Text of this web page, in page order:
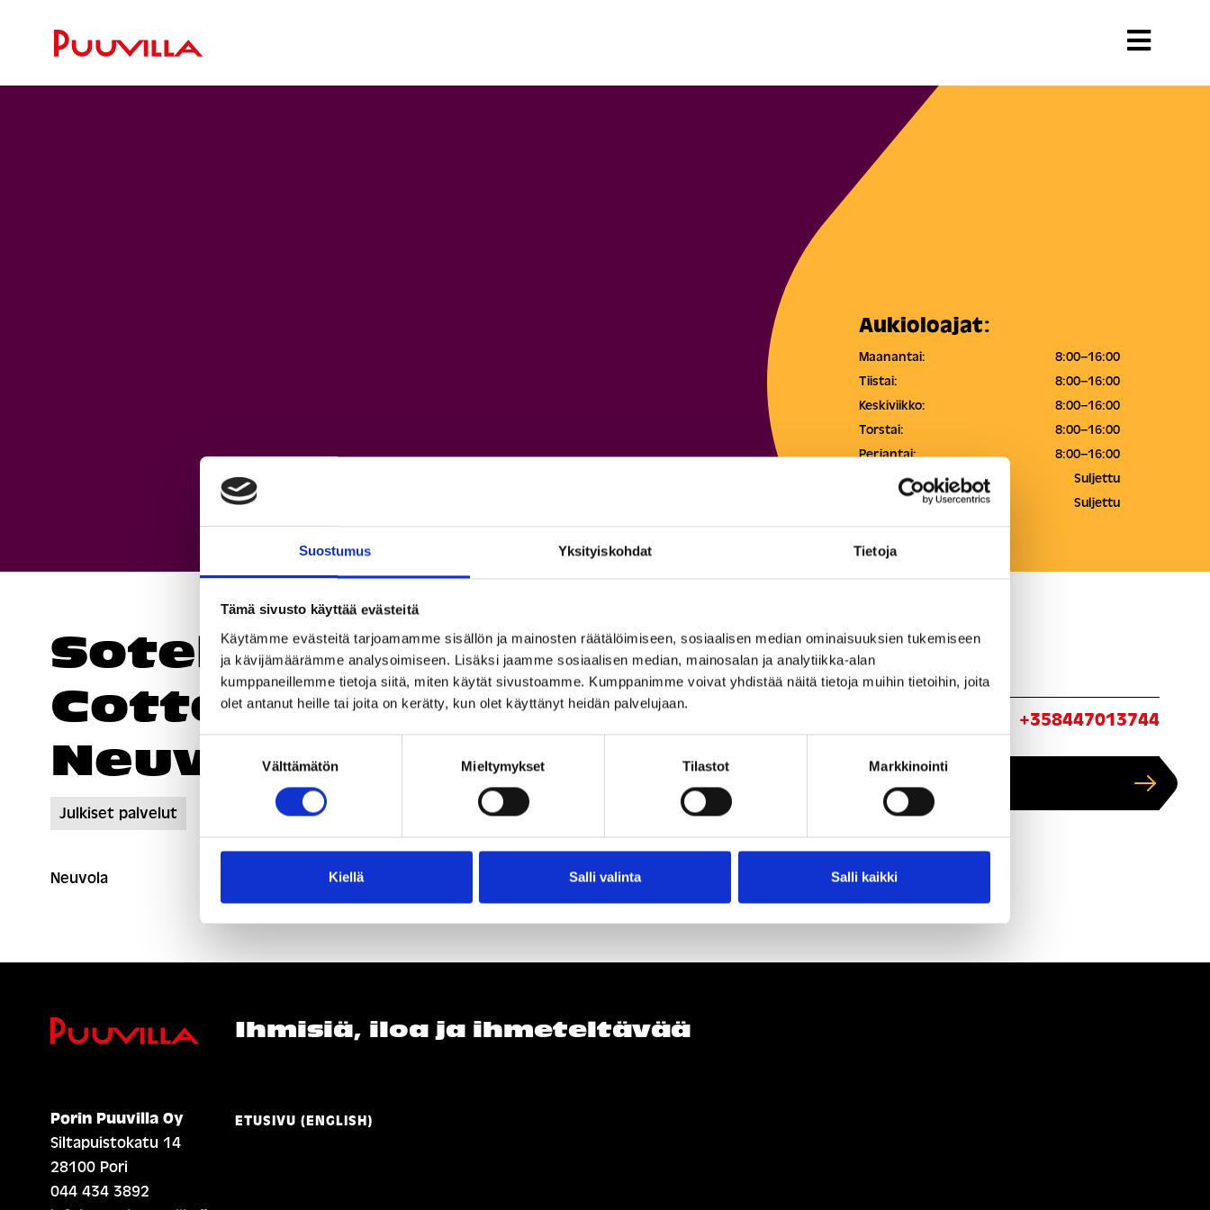
Suostumus Yksityiskohdat Tietoja
Tämä sivusto käyttää evästeitä
Käytämme evästeitä tarjoamamme sisällön ja mainosten räätälöimiseen, sosiaalisen median ominaisuuksien tukemiseen
ja kävijämäärämme analysoimiseen. Lisäksi jaamme sosiaalisen median, mainosalan ja analytiikka-alan
kumppaneillemme tietoja siitä, miten käytät sivustoamme. Kumppanimme voivat yhdistää näitä tietoja muihin tietoihin, joita
olet antanut heille tai joita on kerätty, kun olet käyttänyt heidän palvelujaan.
Välttämätön Mieltymykset Tilastot Markkinointi
Kiellä Salli valinta Salli kaikki
Aukioloajat:
Maanantai:
8:00–16:00
Tiistai:
8:00–16:00
Keskiviikko:
8:00–16:00
Torstai:
8:00–16:00
Perjantai:
8:00–16:00
Lauantai:
Suljettu
Sunnuntai:
Suljettu
Sotekeskus
Cotton /
Neuvola
Julkiset palvelut
Neuvola
+358447013744
Näytä kartalla
Ihmisiä, iloa ja ihmeteltävää
Porin Puuvilla Oy
Siltapuistokatu 14
28100 Pori
044 434 3892
ETUSIVU (ENGLISH)